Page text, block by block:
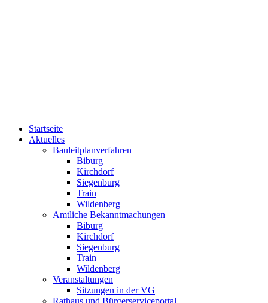
Startseite
Aktuelles
Bauleitplanverfahren
Biburg
Kirchdorf
Siegenburg
Train
Wildenberg
Amtliche Bekanntmachungen
Biburg
Kirchdorf
Siegenburg
Train
Wildenberg
Veranstaltungen
Sitzungen in der VG
Rathaus und Bürgerserviceportal